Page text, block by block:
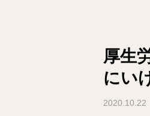
厚生
にい
2020.10.22